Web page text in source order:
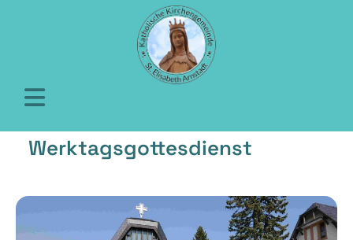
Werktagsgottesdienst